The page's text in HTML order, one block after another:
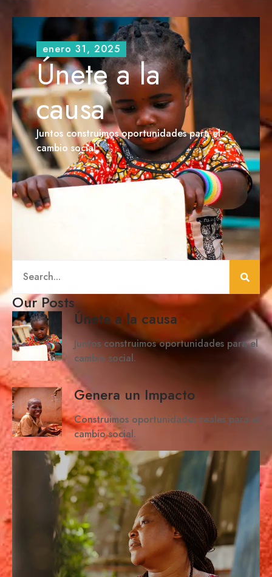
enero 31, 2025
Únete a la
causa
Juntos construimos oportunidades para el
cambio social.
Our Posts
Únete a la causa
Juntos construimos oportunidades para el
cambio social.
Genera un Impacto
Construimos oportunidades reales para el
cambio social.